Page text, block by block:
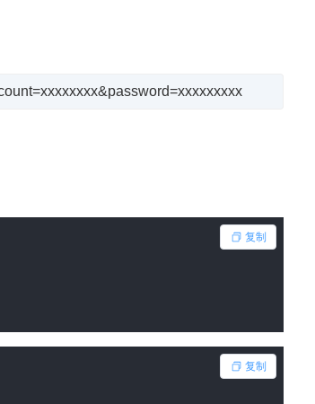
复制
复制